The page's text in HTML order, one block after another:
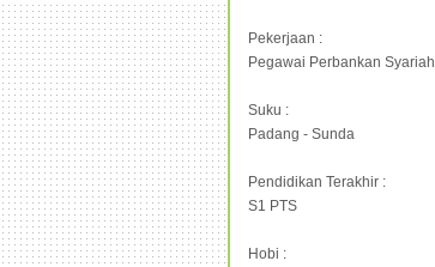
Pekerjaan :
Pegawai Perbankan Syariah
Suku :
Padang - Sunda
Pendidikan Terakhir :
S1 PTS
Hobi :